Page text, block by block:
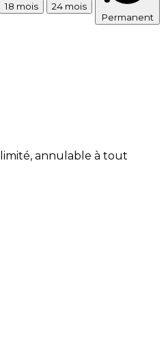
18 mois
24 mois
Permanent
annulable à tout